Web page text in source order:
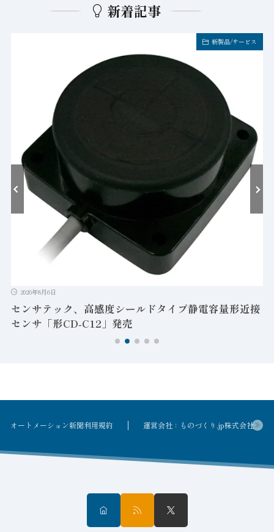
新着記事
新製品/サービス
2026年8月6日
ンサテック、高感度シールドタイプ静電容量形近接
ンサ「形CD-C12」発売
コ
に
オートメーション新聞利用規約 運営会社：ものづくり.jp株式会社